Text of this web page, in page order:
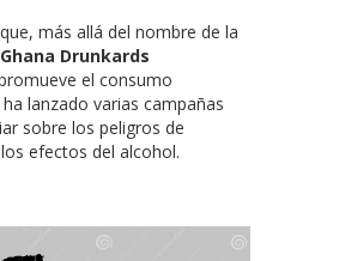
más allá del nombre de la
Ghana Drunkards
el consumo
lanzado varias campañas
sobre los peligros de
efectos del alcohol.